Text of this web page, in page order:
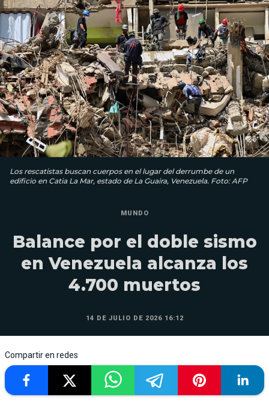
Los rescatistas buscan cuerpos en el lugar del derrumbe de un
edificio en Catia La Mar, estado de La Guaira, Venezuela. Foto: AFP
MUNDO
Balance por el doble sismo
en Venezuela alcanza los
4.700 muertos
14 DE JULIO DE 2026 16:12
Compartir en redes